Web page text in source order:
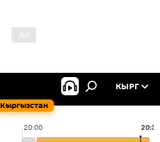
Кыргызстан
КЫРГ
20:00 20:38